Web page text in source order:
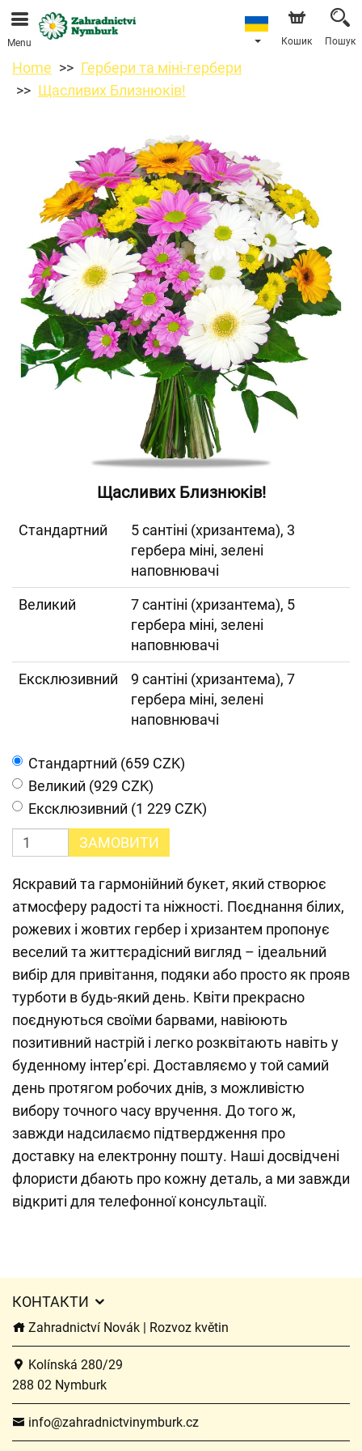
Ми приймаємо замовлення через наш інтернет-
магазин. Найближча можлива дата доставки —
11.08.2026 у зв’язку з відпусткою.
Menu Кошик Пошук
Home
Гербери та міні-гербери
Щасливих Близнюків!
Щасливих Близнюків!
Cтандартний
5 сантіні (хризантема), 3
гербера міні, зелені
наповнювачі
Великий
7 сантіні (хризантема), 5
гербера міні, зелені
наповнювачі
Ексклюзивний
9 сантіні (хризантема), 7
гербера міні, зелені
наповнювачі
Cтандартний (659 CZK)
Великий (929 CZK)
Ексклюзивний (1 229 CZK)
ЗАМОВИТИ
Яскравий та гармонійний букет, який створює
атмосферу радості та ніжності. Поєднання білих,
рожевих і жовтих гербер і хризантем пропонує
веселий та життєрадісний вигляд – ідеальний
вибір для привітання, подяки або просто як прояв
турботи в будь-який день. Квіти прекрасно
поєднуються своїми барвами, навіюють
позитивний настрій і легко розквітають навіть у
буденному інтер’єрі. Доставляємо у той самий
день протягом робочих днів, з можливістю
вибору точного часу вручення. До того ж,
завжди надсилаємо підтвердження про
доставку на електронну пошту. Наші досвідчені
флористи дбають про кожну деталь, а ми завжди
відкриті для телефонної консультації.
КОНТАКТИ
Zahradnictví Novák | Rozvoz květin
Kolínská 280/29
288 02 Nymburk
info@zahradnictvinymburk.cz